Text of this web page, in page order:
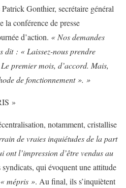
Gonthier, secrétaire général
conférence de presse
d’action. « Nos demandes
dit : « Laissez-nous prendre
premier mois, d’accord. Mais,
de fonctionnement ». »
»
notamment, cristallise
de vraies inquiétudes de la part
ont l’impression d’être vendus au
syndicats, qui évoquent une attitude
« mépris ». Au final, ils s’inquiètent